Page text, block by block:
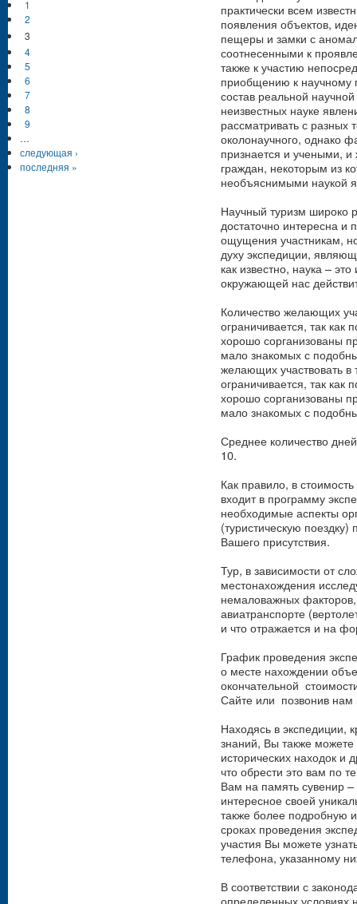
практически всем
появления объектов,
пещеры и замки с
соотнесенными к
также к участию
приобщению к научному
состав реальной
неизвестных науке
рассматривать с разных
околонаучного, однако
признается и учеными,
граждан, некоторым из
необъяснимыми наукой
Научный туризм широко
достаточно интересна и
ощущения участникам,
духу экспедиции,
как известно, наука –
окружающей нас
Количество желающих
ограничивается, так как
хорошо сорганизованы
мало знакомых с
желающих участвовать в
ограничивается, так как
хорошо сорганизованы
мало знакомых с
Среднее количество
10.
Как правило, в
входит в программу
необходимые аспекты
(туристическую
Вашего присутствия.
Тур, в зависимости от
местонахождения
немаловажных
авиатранспорте
и что отражается и на
График проведения
о месте нахождении
окончательной
Сайте или позвонив
Находясь в
знаний, Вы также можете
исторических находок и
что обрести это вам по
Вам на память сувенир –
интересное своей
также более подробную
сроках проведения
участия Вы можете
телефона, указанному
В соответствии с
определенных условиях
1
2
3
4
5
6
7
8
9
…
следующая ›
последняя »